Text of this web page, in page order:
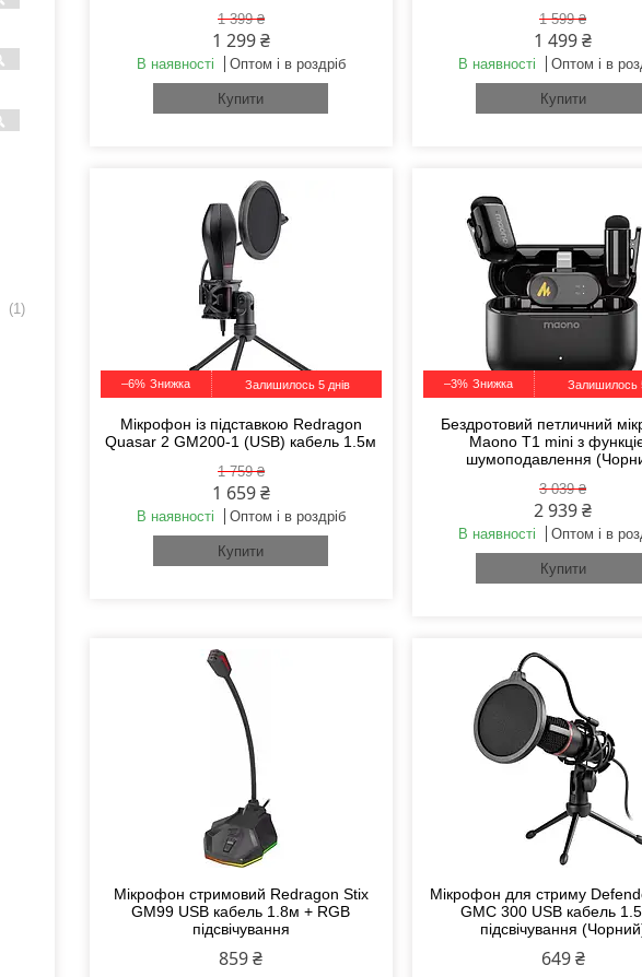
1 399 ₴
1 299 ₴
В наявності Оптом і в роздріб
Купити
1 599 ₴
1 499 ₴
В наявності Оптом і в
Купити
–6% Залишилось 5 днів
Мікрофон із підставкою Redragon
Quasar 2 GM200-1 (USB) кабель 1.5м
1 759 ₴
1 659 ₴
В наявності Оптом і в роздріб
Купити
–3% Залишилось
Бездротовий петличний
Maono T1 mini з
шумоподавлення
3 039 ₴
2 939 ₴
В наявності Оптом і в
Купити
Мікрофон стримовий Redragon Stix
GM99 USB кабель 1.8м + RGB
підсвічування
859 ₴
Мікрофон для стриму
GMC 300 USB кабель
підсвічування
649 ₴
1